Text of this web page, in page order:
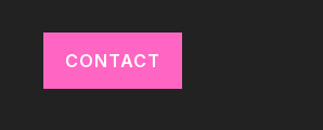
CONTACT